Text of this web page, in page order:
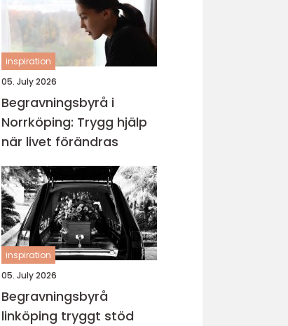
inspiration
05. July 2026
Begravningsbyrå i
Norrköping: Trygg hjälp
när livet förändras
inspiration
05. July 2026
Begravningsbyrå
linköping tryggt stöd